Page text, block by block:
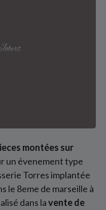
montées sur
un évenement type
Torres implantée
le 8eme de marseille à
dans lavente de